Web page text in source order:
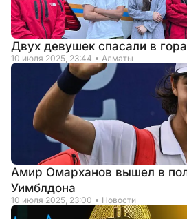
Двух девушек спасали в
10 июля 2025, 23:44 Алматы
Амир Омарханов вышел в
Уимблдона
10 июля 2025, 23:00 Новости